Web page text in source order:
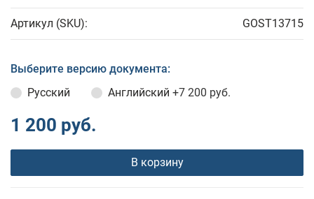
Артикул (SKU): GOST13715
Выберите версию документа:
Русский
Английский +7 200 руб.
1 200 руб.
В корзину